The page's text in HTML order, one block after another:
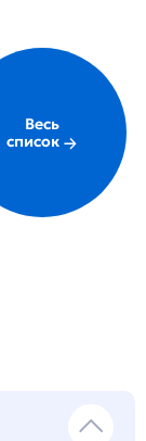
Весь
список